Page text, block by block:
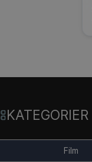
KATEGORIER
Film